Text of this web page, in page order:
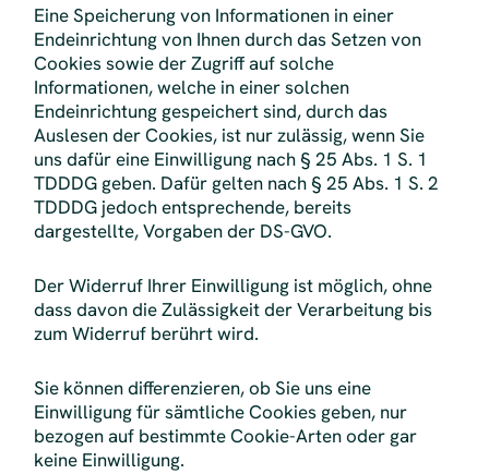
Eine Speicherung von Informationen in einer
Endeinrichtung von Ihnen durch das Setzen von
Cookies sowie der Zugriff auf solche
Informationen, welche in einer solchen
Endeinrichtung gespeichert sind, durch das
Auslesen der Cookies, ist nur zulässig, wenn Sie
uns dafür eine Einwilligung nach § 25 Abs. 1 S. 1
TDDDG geben. Dafür gelten nach § 25 Abs. 1 S. 2
TDDDG jedoch entsprechende, bereits
dargestellte, Vorgaben der DS-GVO.
Der Widerruf Ihrer Einwilligung ist möglich, ohne
dass davon die Zulässigkeit der Verarbeitung bis
zum Widerruf berührt wird.
Sie können differenzieren, ob Sie uns eine
Einwilligung für sämtliche Cookies geben, nur
bezogen auf bestimmte Cookie-Arten oder gar
keine Einwilligung.